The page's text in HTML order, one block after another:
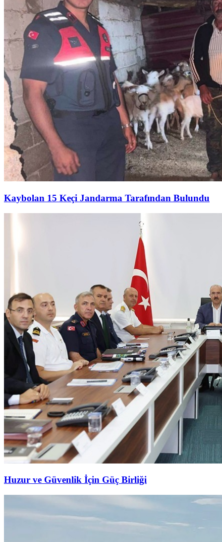
Kaybolan 15 Keçi Jandarma Tarafından Bulundu
Huzur ve Güvenlik İçin Güç Birliği